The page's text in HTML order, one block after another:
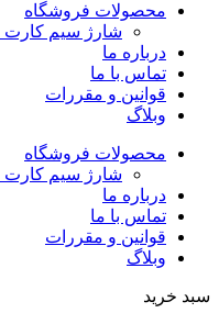
محصولات فروشگاه
شارژ سیم کارت
درباره ما
تماس با ما
قوانین و مقررات
وبلاگ
محصولات فروشگاه
شارژ سیم کارت
درباره ما
تماس با ما
قوانین و مقررات
وبلاگ
سبد خرید